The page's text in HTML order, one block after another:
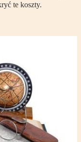
te koszty.